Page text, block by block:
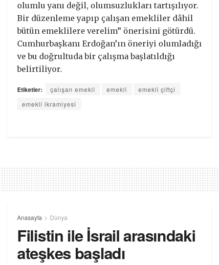
olumlu yanı değil, olumsuzlukları tartışılıyor.
Bir düzenleme yapıp çalışan emekliler dâhil
bütün emeklilere verelim” önerisini götürdü.
Cumhurbaşkanı Erdoğan’ın öneriyi olumladığı
ve bu doğrultuda bir çalışma başlatıldığı
belirtiliyor.
Etiketler: çalışan emekli emekli
emekli çiftçi
emekli ikramiyesi
Anasayfa Dünya
Filistin ile İsrail arasındaki
ateşkes başladı